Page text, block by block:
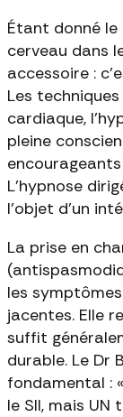
Étant donné
cerveau dans
accessoire :
Les
cardiaque,
pleine
L'hypnose
l'objet d'un
La prise en
les
jacentes. Elle
suffit
durable. Le Dr
fondamental :
le SII, mais